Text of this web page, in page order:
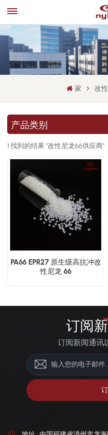
家 改
产品类别
1 找到的结果 "改性尼龙66供应商"
PA66 EPR27 原生级高抗冲改
性尼龙 66
订阅
订阅新闻通讯